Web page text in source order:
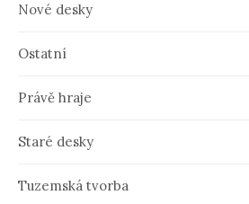
Nové desky
Ostatní
Právě hraje
Staré desky
Tuzemská tvorba